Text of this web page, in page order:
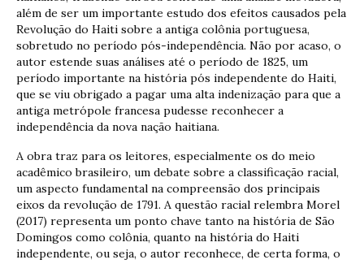
além de ser um importante estudo dos efeitos causados pela
Revolução do Haiti sobre a antiga colônia portuguesa,
sobretudo no período pós-independência. Não por acaso, o
autor estende suas análises até o período de 1825, um
período importante na história pós independente do Haiti,
que se viu obrigado a pagar uma alta indenização para que a
antiga metrópole francesa pudesse reconhecer a
independência da nova nação haitiana.
A obra traz para os leitores, especialmente os do meio
acadêmico brasileiro, um debate sobre a classificação racial,
um aspecto fundamental na compreensão dos principais
eixos da revolução de 1791. A questão racial relembra Morel
(2017) representa um ponto chave tanto na história de São
Domingos como colônia, quanto na história do Haiti
independente, ou seja, o autor reconhece, de certa forma, o